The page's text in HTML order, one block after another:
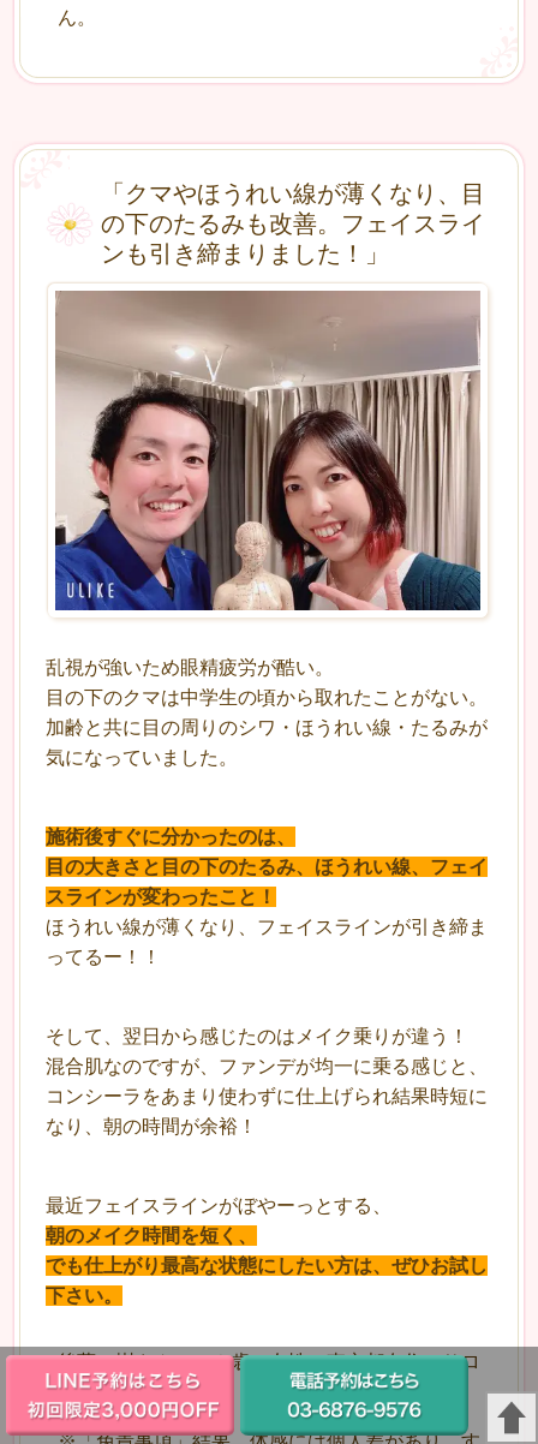
03-6876-9576
LINE予約はこちら
初回限定3,000円
OFF
ん。
「クマやほうれい線が薄くなり、目
の下のたるみも改善。フェイスライ
ンも引き締まりました！」
乱視が強いため眼精疲労が酷い。
目の下のクマは中学生の頃から取れたことがない。
加齢と共に目の周りのシワ・ほうれい線・たるみが
気になっていました。
施術後すぐに分かったのは、
目の大きさと目の下のたるみ、ほうれい線、フェイ
スラインが変わったこと！
ほうれい線が薄くなり、フェイスラインが引き締ま
ってるー！！
そして、翌日から感じたのはメイク乗りが違う！
混合肌なのですが、ファンデが均一に乗る感じと、
コンシーラをあまり使わずに仕上げられ結果時短に
なり、朝の時間が余裕！
最近フェイスラインがぼやーっとする、
朝のメイク時間を短く、
でも仕上がり最高な状態にしたい方は、ぜひお試し
下さい。
後藤 樹さん（４０歳 女性 東京都在住 サロ
ン業)